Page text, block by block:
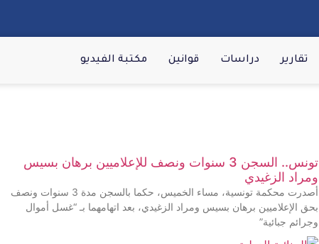
تقارير دراسات قوانين مكتبة الفيديو
تونس.. السجن 3 سنوات ونصف للإعلاميين برهان بسيس
ومراد الزغيدي
أصدرت محكمة تونسية، مساء الخميس، حكما بالسجن مدة 3 سنوات ونصف
بحق الإعلاميين برهان بسيس ومراد الزغيدي، بعد اتهامهما بـ “غسل أموال
وجرائم جبائية”